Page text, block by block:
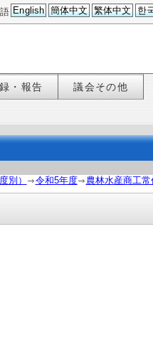
English 簡体中文 繁体中文 한
・報告 議会その他
別） 令和5年度 農林水産商工